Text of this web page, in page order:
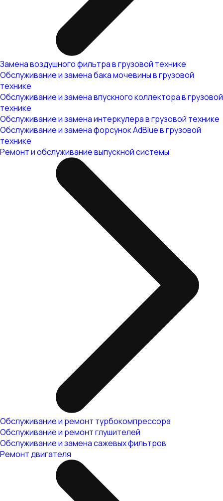
Замена воздушного фильтра в грузовой технике
Обслуживание и замена бака мочевины в грузовой
технике
Обслуживание и замена впускного коллектора в грузовой
технике
Обслуживание и замена интеркулера в грузовой технике
Обслуживание и замена форсунок AdBlue в грузовой
технике
Ремонт и обслуживание выпускной системы
Обслуживание и ремонт турбокомпрессора
Обслуживание и ремонт глушителей
Обслуживание и замена сажевых фильтров
Ремонт двигателя